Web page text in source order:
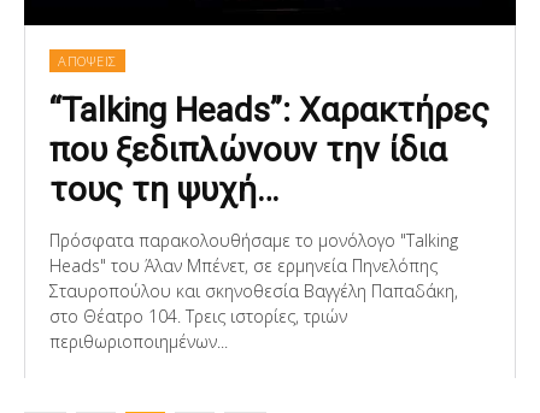
ΑΠΟΨΕΙΣ
“Talking Heads”: Χαρακτήρες
που ξεδιπλώνουν την ίδια
τους τη ψυχή…
Πρόσφατα παρακολουθήσαμε το μονόλογο "Talking
Heads" του Άλαν Μπένετ, σε ερμηνεία Πηνελόπης
Σταυροπούλου και σκηνοθεσία Βαγγέλη Παπαδάκη,
στο Θέατρο 104. Τρεις ιστορίες, τριών
περιθωριοποιημένων...